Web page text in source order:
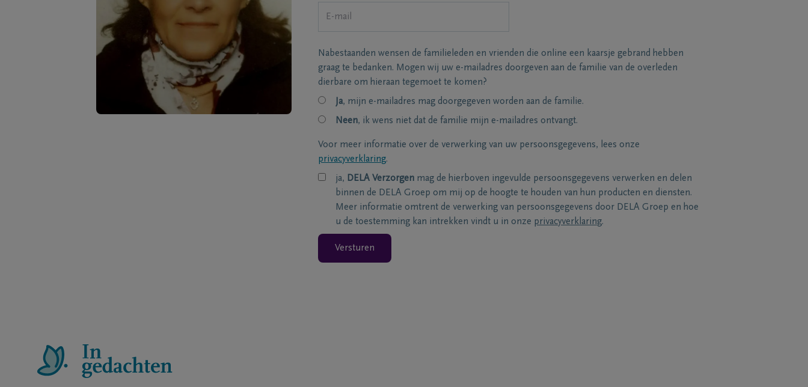
Nabestaanden wensen de familieleden en vrienden die online een kaarsje gebrand hebben
graag te bedanken. Mogen wij uw e-mailadres doorgeven aan de familie van de overleden
dierbare om hieraan tegemoet te komen?
Ja, mijn e-mailadres mag doorgegeven worden aan de familie.
Neen, ik wens niet dat de familie mijn e-mailadres ontvangt.
Voor meer informatie over de verwerking van uw persoonsgegevens, lees onze
privacyverklaring.
ja, DELA Verzorgen mag de hierboven ingevulde persoonsgegevens verwerken en delen
binnen de DELA Groep om mij op de hoogte te houden van hun producten en diensten.
Meer informatie omtrent de verwerking van persoonsgegevens door DELA Groep en hoe
u de toestemming kan intrekken vindt u in onze privacyverklaring.
Versturen